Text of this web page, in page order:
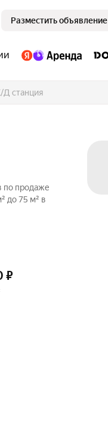
Разместить объявление
по продаже
до 75 м² в
₽